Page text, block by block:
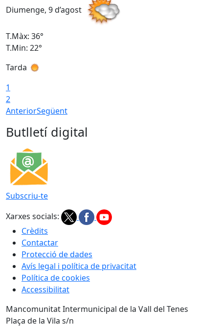
Diumenge, 9 d’agost
T.Màx: 36°
T.Min: 22°
Tarda
1
2
AnteriorSegüent
Butlletí digital
Subscriu-te
Xarxes socials:
Crèdits
Contactar
Protecció de dades
Avís legal i política de privacitat
Política de cookies
Accessibilitat
Mancomunitat Intermunicipal de la Vall del Tenes
Plaça de la Vila s/n